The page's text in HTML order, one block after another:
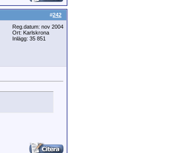
#242
Reg.datum: nov 2004
Ort: Karlskrona
Inlägg: 35 851